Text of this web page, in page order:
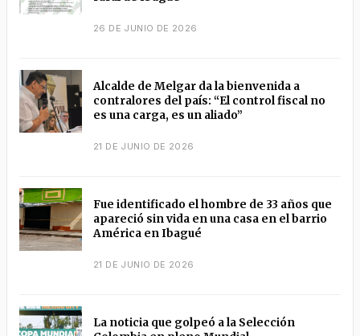
26 DE JUNIO DE 2026
Alcalde de Melgar da la bienvenida a
contralores del país: “El control fiscal no
es una carga, es un aliado”
21 DE JUNIO DE 2026
Fue identificado el hombre de 33 años que
apareció sin vida en una casa en el barrio
América en Ibagué
21 DE JUNIO DE 2026
La noticia que golpeó a la Selección